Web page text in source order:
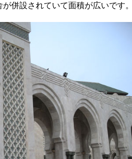
併設されていて面積が広いです